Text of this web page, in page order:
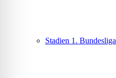
Stadien 1. Bundesliga